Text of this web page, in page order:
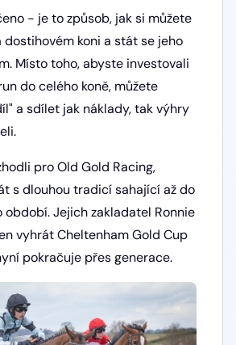
- je to způsob, jak si můžete
koni a stát se jeho
Místo toho, abyste investovali
do celého koně, můžete
a sdílet jak náklady, tak výhry
pro Old Gold Racing,
s dlouhou tradicí sahající až do
období. Jejich zakladatel Ronnie
vyhrát Cheltenham Gold Cup
pokračuje přes generace.